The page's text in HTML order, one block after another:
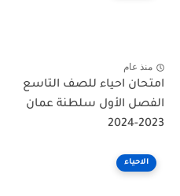
منذ عام
امتحان احياء للصف التاسع
الفصل الأول سلطنة عمان
2023-2024
الاحياء